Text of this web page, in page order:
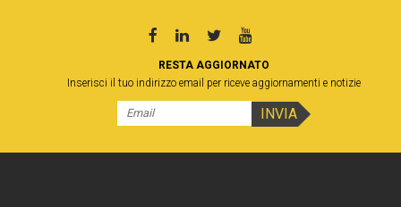
RESTA AGGIORNATO
Inserisci il tuo indirizzo email per riceve aggiornamenti e notizie